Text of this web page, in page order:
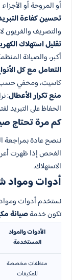
أو المروحة أو الأجزاء
تحسين كفاءة
والتصريف والفريون
تقليل استهلاك
أكبر، والصيانة
التعامل مع كل
كاسيت، ومخفي حسب
منع تكرار الأعطال:
الحفاظ على التبريد
كم مرة تحتاج
ننصح عادة بمراجعة
الفحص إذا ظهرت
الاستهلاك.
أدوات ومواد
نستخدم أدوات
تكون خدمةصيانة
الأدوات والمواد
المستخدمة
منظفات مخصصة
للمكيفات